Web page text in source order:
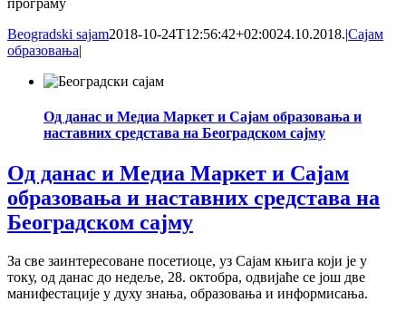
програму
Beogradski sajam2018-10-24T12:56:42+02:0024.10.2018.|Сајам
образовања|
Од данас и Медиа Маркет и Сајам образовања и
наставних средстава на Београдском сајму
Од данас и Медиа Маркет и Сајам
образовања и наставних средстава на
Београдском сајму
За све заинтересоване посетиоце, уз Сајам књига који је у
току, од данас до недеље, 28. октобра, одвијаће се још две
манифестације у духу знања, образовања и информисања.